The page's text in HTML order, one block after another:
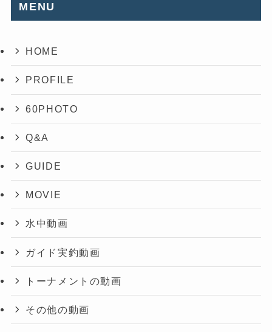
MENU
HOME
PROFILE
60PHOTO
Q&A
GUIDE
MOVIE
水中動画
ガイド実釣動画
トーナメントの動画
その他の動画